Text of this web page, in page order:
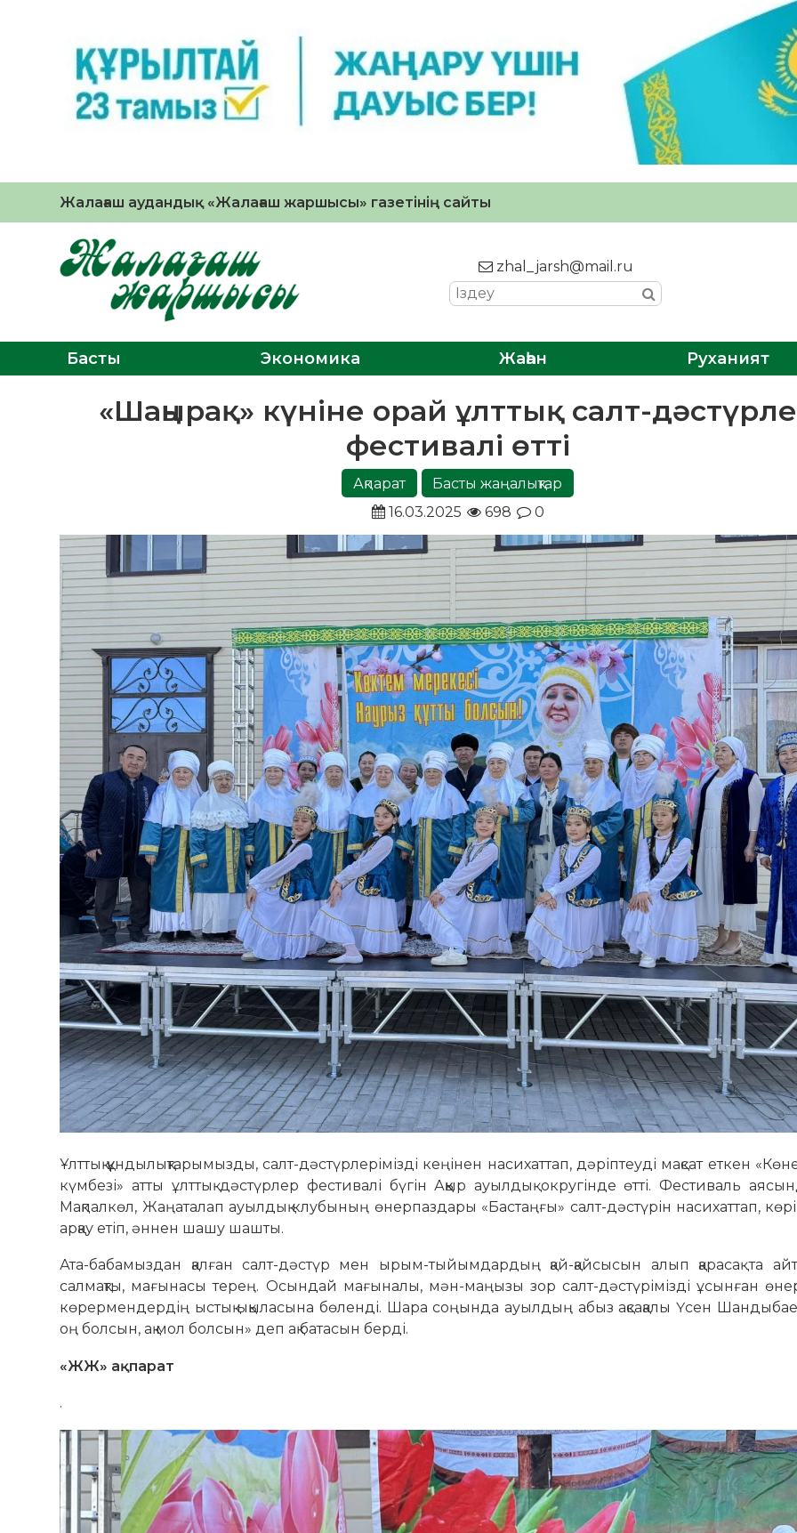
Жалағаш аудандық «Жалағаш жаршысы» газетінің сайты
zhal_jarsh@mail.ru
Басты Экономика Жаһан Руханият
«Шаңырақ» күніне орай ұлттық салт-
фестивалі өтті
Ақпарат
Басты жаңалықтар
16.03.2025
698 0
Ұлттық құндылықтарымызды, салт-дәстүрлерімізді кеңінен насихаттап, дәріптеуді мақсат еткен
күмбезі» атты ұлттық дәстүрлер фестивалі бүгін Аққыр ауылдық округінде өтті. Фестиваль
Мақпалкөл, Жаңаталап ауылдық клубының өнерпаздары «Бастаңғы» салт-дәстүрін насихаттап,
арқау етіп, әннен шашу шашты.
Ата-бабамыздан қалған салт-дәстүр мен ырым-тыйымдардың қай-қайсысын алып қарасақ та
салмақты, мағынасы терең. Осындай мағыналы, мән-маңызы зор салт-дәстүрімізді ұсынған
көрермендердің ыстық ықыласына бөленді. Шара соңында ауылдың абыз ақсақалы Үсен
оң болсын, ақ мол болсын» деп ақ батасын берді.
«ЖЖ» ақпарат
.